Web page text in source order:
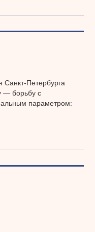
Санкт-Петербурга
— борьбу с
параметром: